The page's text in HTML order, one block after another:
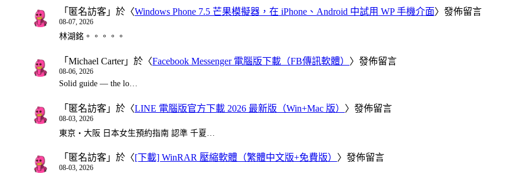
「 匿名訪客 」於〈Windows Phone 7.5 芒果模擬器，在 iPhone、Android 中試用 WP 手機介面〉發佈留言
08-07, 2026
林湖銘。。。。。
「 Michael Carter」於〈Facebook Messenger 電腦版下載（FB傳訊軟體） 〉發佈留言
08-06, 2026
Solid guide — the lo…
「 匿名訪客 」於〈LINE 電腦版官方下載 2026 最新版（Win+Mac 版） 〉發佈留言
08-03, 2026
東京・大阪 日本女生預約指南 認準 千夏…
「 匿名訪客 」於〈[下載] WinRAR 壓縮軟體（繁體中文版+免費版） 〉發佈留言
08-03, 2026